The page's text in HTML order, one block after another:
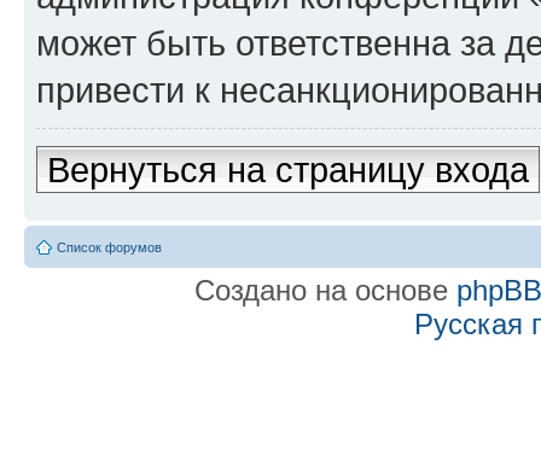
может быть ответственна за
привести к
Вернуться на страницу входа
Список форумов
Создано на основе phpBB
Русская